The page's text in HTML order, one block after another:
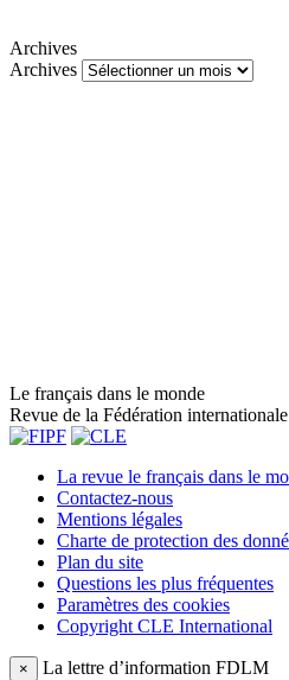
Archives
Archives
Le français dans le monde
Revue de la Fédération
La revue le français dans le
Contactez-nous
Mentions légales
Charte de protection des
Plan du site
Questions les plus fréquentes
Paramètres des cookies
Copyright CLE International
×
La lettre d’information FDLM